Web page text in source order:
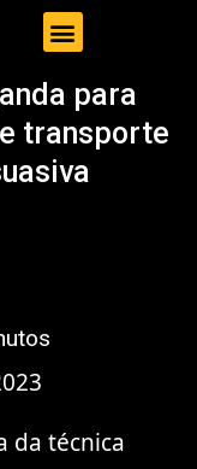
para
transporte
da técnica